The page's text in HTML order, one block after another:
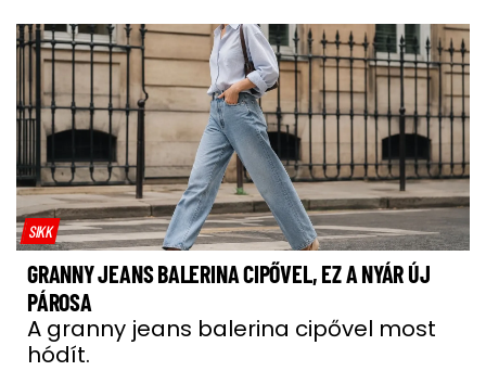
SIKK
GRANNY JEANS BALERINA CIPŐVEL, EZ A NYÁR ÚJ
PÁROSA
A granny jeans balerina cipővel most
hódít.